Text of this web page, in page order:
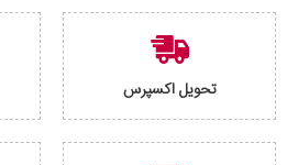
تحویل اکسپرس